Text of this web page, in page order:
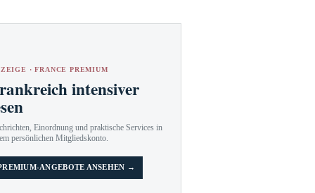
· FRANCE PREMIUM
intensiver
Einordnung und praktische Services in
persönlichen Mitgliedskonto.
ANGEBOTE ANSEHEN →